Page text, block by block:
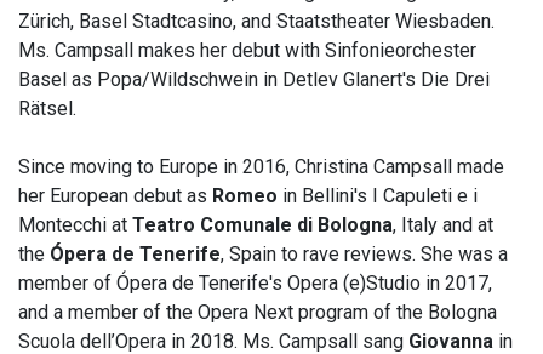
Zürich, Basel Stadtcasino, and Staatstheater Wiesbaden.
Ms. Campsall makes her debut with Sinfonieorchester
Basel as Popa/Wildschwein in Detlev Glanert's Die Drei
Rätsel.
Since moving to Europe in 2016, Christina Campsall made
her European debut as Romeo in Bellini's I Capuleti e i
Montecchi at Teatro Comunale di Bologna, Italy and at
the Ópera de Tenerife, Spain to rave reviews. She was a
member of Ópera de Tenerife's Opera (e)Studio in 2017,
and a member of the Opera Next program of the Bologna
Scuola dell’Opera in 2018. Ms. Campsall sang Giovanna in